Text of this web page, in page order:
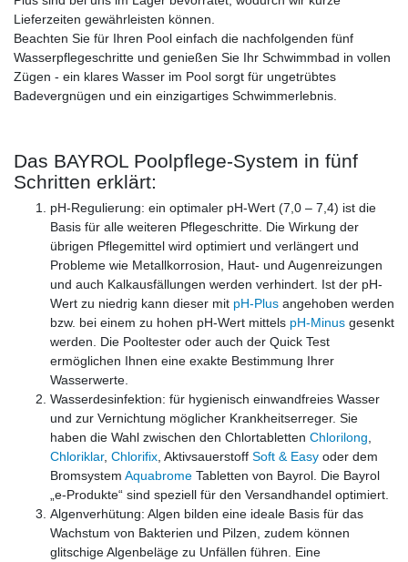
Lieferzeiten gewährleisten können.
Beachten Sie für Ihren Pool einfach die nachfolgenden fünf
Wasserpflegeschritte und genießen Sie Ihr Schwimmbad in vollen
Zügen - ein klares Wasser im Pool sorgt für ungetrübtes
Badevergnügen und ein einzigartiges Schwimmerlebnis.
Das BAYROL Poolpflege-System in fünf
Schritten erklärt:
pH-Regulierung: ein optimaler pH-Wert (7,0 – 7,4) ist die
Basis für alle weiteren Pflegeschritte. Die Wirkung der
übrigen Pflegemittel wird optimiert und verlängert und
Probleme wie Metallkorrosion, Haut- und Augenreizungen
und auch Kalkausfällungen werden verhindert. Ist der pH-
Wert zu niedrig kann dieser mit pH-Plus angehoben werden
bzw. bei einem zu hohen pH-Wert mittels pH-Minus gesenkt
werden. Die Pooltester oder auch der Quick Test
ermöglichen Ihnen eine exakte Bestimmung Ihrer
Wasserwerte.
Wasserdesinfektion: für hygienisch einwandfreies Wasser
und zur Vernichtung möglicher Krankheitserreger. Sie
haben die Wahl zwischen den Chlortabletten Chlorilong
Chloriklar, Chlorifix , Aktivsauerstoff Soft & Easy oder dem
Bromsystem Aquabrome Tabletten von Bayrol. Die Bayrol
„e-Produkte“ sind speziell für den Versandhandel optimiert.
Algenverhütung: Algen bilden eine ideale Basis für das
Wachstum von Bakterien und Pilzen, zudem können
glitschige Algenbeläge zu Unfällen führen. Eine